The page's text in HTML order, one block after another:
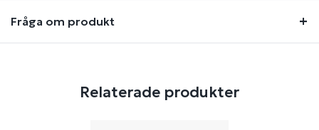
Fråga om produkt
Relaterade produkter